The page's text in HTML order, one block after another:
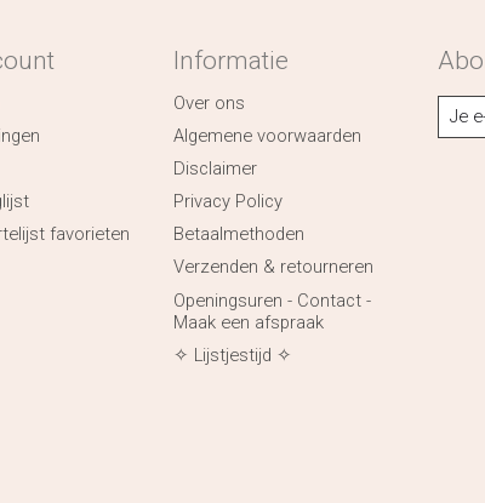
favorieten
Informatie
Over ons
Algemene voorwaarden
Disclaimer
Privacy Policy
Betaalmethoden
Verzenden & retourneren
Openingsuren - Contact -
Maak een afspraak
✧ Lijstjestijd ✧